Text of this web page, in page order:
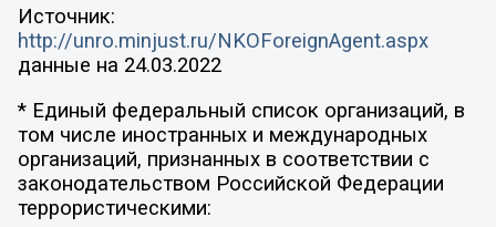
Источник:
http://unro.minjust.ru/NKOForeignAgent.aspx
данные на 24.03.2022
* Единый федеральный список организаций, в
том числе иностранных и международных
организаций, признанных в соответствии с
законодательством Российской Федерации
террористическими: